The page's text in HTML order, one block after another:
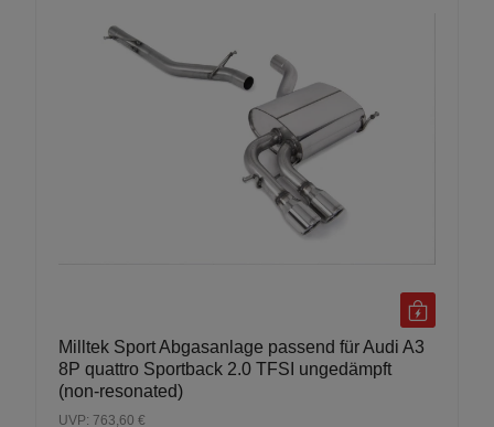
Milltek Sport Abgasanlage passend für Audi A3
8P quattro Sportback 2.0 TFSI ungedämpft
(non-resonated)
UVP: 763,60 €